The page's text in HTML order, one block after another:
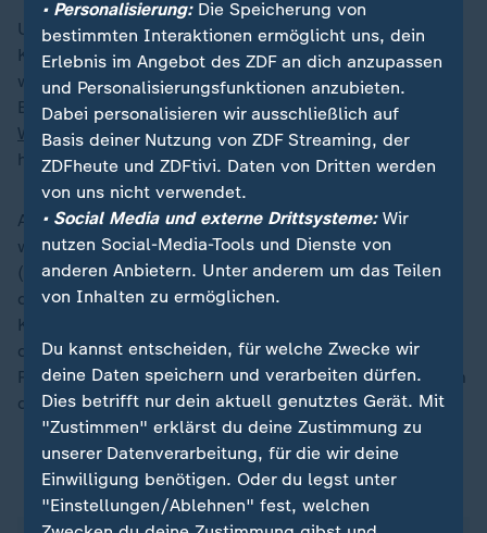
Unabhängig davon muss sich Meta in einem US-
Kartellprozess gegen eine drohende Zerschlagung
wehren. Die Behörden werfen dem Konzern vor, die
Bilder-Plattform Instagram und den Messengerdienst
WhatsAppzu überhöhten Preisen übernommen zu
haben, um aufkommende Konkurrenz auszuschalten.
Außerdem brummte dieEuropäische Union(EU) Meta
wegen Verstößen gegen den Digital Markets Act
(DMA) eine Strafe von 200 Millionen Euro auf. Stein
des Anstoßes war das umstrittene Abo-Modell des
Konzerns, bei dem Nutzer für eine werbefreie Version
der Online-Netzwerke zahlen müssen. Die US-
Regierung verurteilte das Bußgeld als "neuartige Form
der wirtschaftlichen Erpressung".
ZDFheute auf WhatsApp
• Personalisierung:Die Speicherung von
bestimmten Interaktionen ermöglicht uns, dein
Erlebnis im Angebot des ZDF an dich anzupassen
und Personalisierungsfunktionen anzubieten.
Dabei personalisieren wir ausschließlich auf
Basis deiner Nutzung von ZDF Streaming, der
ZDFheute und ZDFtivi. Daten von Dritten werden
von uns nicht verwendet.
• Social Media und externe Drittsysteme:Wir
nutzen Social-Media-Tools und Dienste von
anderen Anbietern. Unter anderem um das Teilen
von Inhalten zu ermöglichen.
Du kannst entscheiden, für welche Zwecke wir
deine Daten speichern und verarbeiten dürfen.
Dies betrifft nur dein aktuell genutztes Gerät. Mit
"Zustimmen" erklärst du deine Zustimmung zu
unserer Datenverarbeitung, für die wir deine
Einwilligung benötigen. Oder du legst unter
"Einstellungen/Ablehnen" fest, welchen